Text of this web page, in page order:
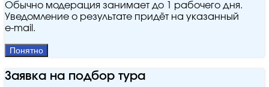
Обычно модерация занимает до 1 рабочего дня.
Уведомление о результате придёт на указанный
e‑mail.
Понятно
Заявка на подбор тура